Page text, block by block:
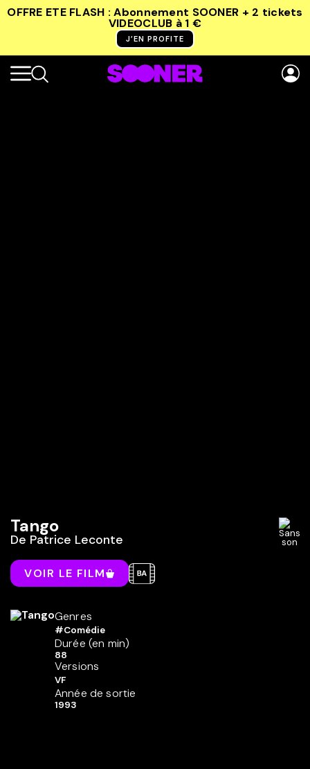
OFFRE ETE FLASH : Abonnement SOONER + 2 tickets
VIDEOCLUB à 1 €
J’EN PROFITE
Tango
De Patrice Leconte
VOIR LE FILM
Genres
#Comédie
Durée (en min)
88
Versions
VF
Année de sortie
1993